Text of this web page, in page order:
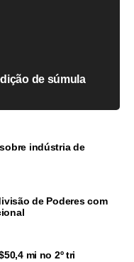
de súmula
indústria de
de Poderes com
mi no 2º tri